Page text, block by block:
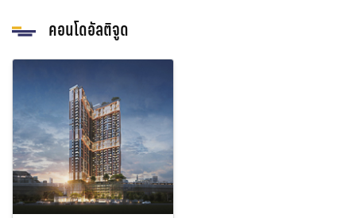
คอนโดอัลติจูด